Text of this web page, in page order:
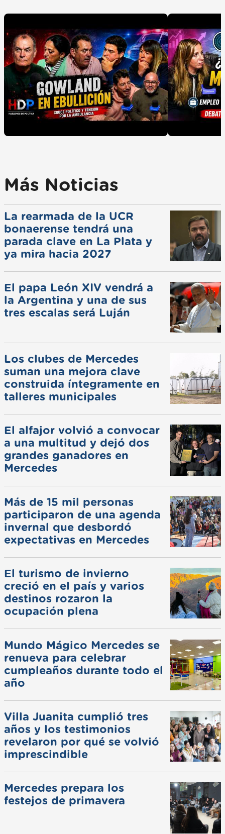
Más Noticias
La rearmada de la UCR
bonaerense tendrá una
parada clave en La Plata y
ya mira hacia 2027
El papa León XIV vendrá a
la Argentina y una de sus
tres escalas será Luján
Los clubes de Mercedes
suman una mejora clave
construida íntegramente en
talleres municipales
El alfajor volvió a convocar
a una multitud y dejó dos
grandes ganadores en
Mercedes
Más de 15 mil personas
participaron de una agenda
invernal que desbordó
expectativas en Mercedes
El turismo de invierno
creció en el país y varios
destinos rozaron la
ocupación plena
Mundo Mágico Mercedes se
renueva para celebrar
cumpleaños durante todo el
año
Villa Juanita cumplió tres
años y los testimonios
revelaron por qué se volvió
imprescindible
Mercedes prepara los
festejos de primavera